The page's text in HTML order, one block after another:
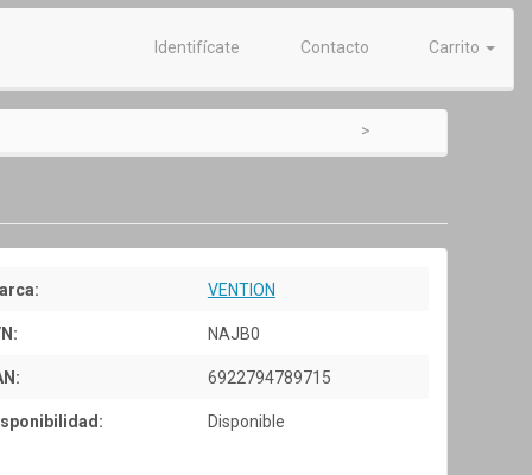
Identifícate Contacto Carrito
VENTION
NAJB0
6922794789715
Disponible